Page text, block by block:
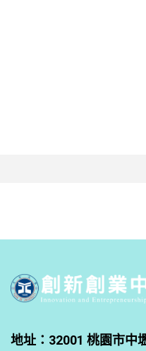
地址：32001 桃園市中